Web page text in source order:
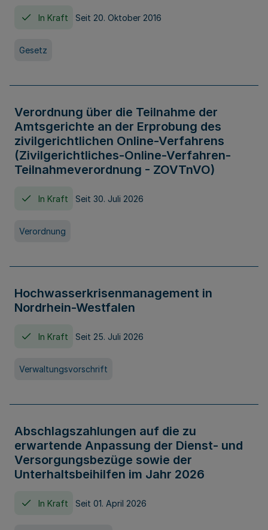
In Kraft Seit 20. Oktober 2016
Gesetz
Verordnung über die Teilnahme der
Amtsgerichte an der Erprobung des
zivilgerichtlichen Online-Verfahrens
(Zivilgerichtliches-Online-Verfahren-
Teilnahmeverordnung - ZOVTnVO)
In Kraft Seit 30. Juli 2026
Verordnung
Hochwasserkrisenmanagement in
Nordrhein-Westfalen
In Kraft Seit 25. Juli 2026
Verwaltungsvorschrift
Abschlagszahlungen auf die zu
erwartende Anpassung der Dienst- und
Versorgungsbezüge sowie der
Unterhaltsbeihilfen im Jahr 2026
In Kraft Seit 01. April 2026